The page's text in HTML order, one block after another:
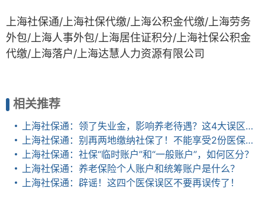
上海社保通/上海社保代缴/上海公积金代缴/上海劳务
外包/上海人事外包/上海居住证积分/上海社保公积金
代缴/上海落户/上海达慧人力资源有限公司
相关推荐
上海社保通：领了失业金，影响养老待遇？这4大误区，不搞清楚就亏了
上海社保通：别再两地缴纳社保了！不能享受2份医保报销和养老金！
上海社保通：社保“临时账户”和“一般账户”，如何区分？
上海社保通：养老保险个人账户和统筹账户是什么？
上海社保通：辟谣！这四个医保误区不要再误传了！